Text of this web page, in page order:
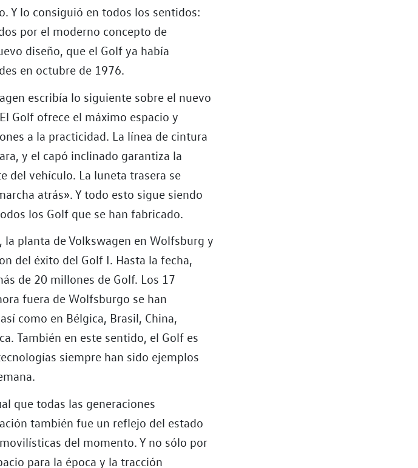
Y lo consiguió en todos los sentidos:
por el moderno concepto de
diseño, que el Golf ya había
en octubre de 1976.
escribía lo siguiente sobre el nuevo
Golf ofrece el máximo espacio y
a la practicidad. La línea de cintura
y el capó inclinado garantiza la
del vehículo. La luneta trasera se
atrás». Y todo esto sigue siendo
los Golf que se han fabricado.
la planta de Volkswagen en Wolfsburg y
del éxito del Golf I. Hasta la fecha,
de 20 millones de Golf. Los 17
fuera de Wolfsburgo se han
como en Bélgica, Brasil, China,
También en este sentido, el Golf es
siempre han sido ejemplos
que todas las generaciones
también fue un reflejo del estado
del momento. Y no sólo por
para la época y la tracción